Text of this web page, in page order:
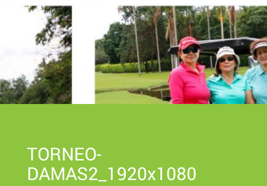
TORNEO-
DAMAS2_1920x1080